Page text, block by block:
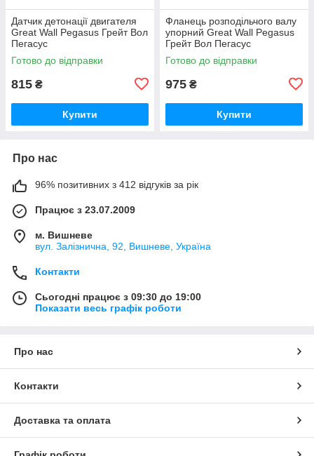
Датчик детонації двигателя
Great Wall Pegasus Грейт Вол
Пегасус
Готово до відправки
815 ₴
Купити
Фланець розподільчого валу
упорний Great Wall Pegasus
Грейт Вол Пегасус
Готово до відправки
975 ₴
Купити
Про нас
96% позитивних з 412 відгуків за рік
Працює з 23.07.2009
м. Вишневе
вул. Залізнична, 92, Вишневе, Україна
Контакти
Сьогодні працює з 09:30 до 19:00
Показати весь графік роботи
Про нас
Контакти
Доставка та оплата